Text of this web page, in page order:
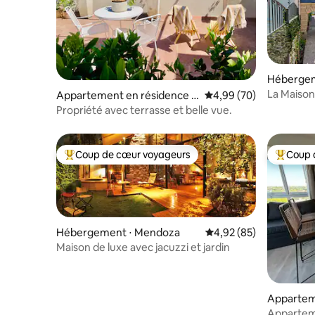
Appartement en résidence ⋅
Capital
Évaluation moyenne
4,99 (70)
Propriété avec terrasse et belle vue.
La
Coups de cœur voyageurs les plus appréciés
Coup de cœur voyageurs
Hébergement ⋅ Mendoza Évaluation moyenne
4,92 (85)
Maison de luxe avec jacuzzi et jardin
Coups
Coup